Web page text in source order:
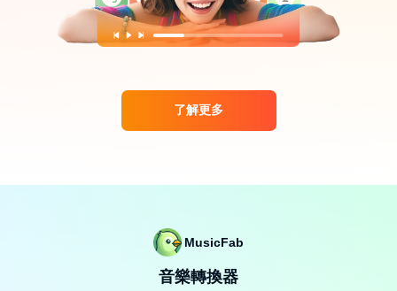
了解更多
MusicFab
音樂轉換器